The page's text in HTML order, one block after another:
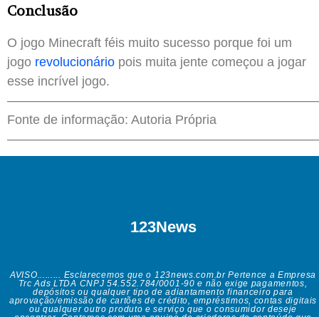
Conclusão
O jogo Minecraft féis muito sucesso porque foi um
jogo revolucionário pois muita jente começou a jogar
esse incrível jogo.
Fonte de informação: Autoria Própria
123News
AVISO......... Esclarecemos que o 123news.com.br Pertence a Empresa
Trc Ads LTDA CNPJ 54.552.784/0001-90 e não exige pagamentos,
depósitos ou qualquer tipo de adiantamento financeiro para
aprovação/emissão de cartões de crédito, empréstimos, contas digitais
ou qualquer outro produto e serviço que o consumidor deseje